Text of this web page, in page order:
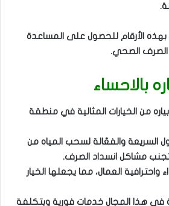
بهذه الأرقام للحصول على المساعدة
الصحي.
بالاحساء
من الخيارات المثالية في منطقة
السريعة والفعّالة لسحب المياه من
تجنب مشاكل انسداد الصرف.
واحترافية العمال، مما يجعلها الخيار
في هذا المجال خدمات فورية وبتكلفة